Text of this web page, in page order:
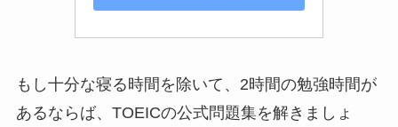
もし十分な寝る時間を除いて、2時間の勉強時間が
あるならば、TOEICの公式問題集を解きましょ